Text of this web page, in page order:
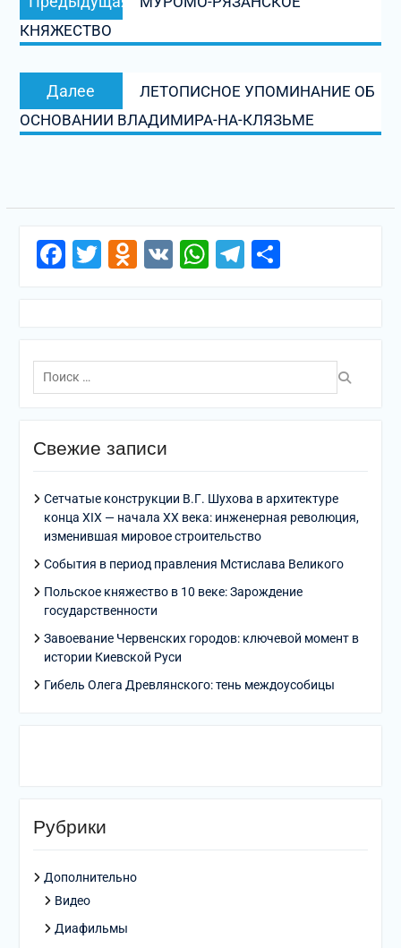
по
записям
запись:
КНЯЖЕСТВО
Далее
запись:
ЛЕТОПИСНОЕ УПОМИНАНИЕ ОБ
ОСНОВАНИИ ВЛАДИМИРА-НА-КЛЯЗЬМЕ
Facebook
Twitter
Odnoklassniki
VKWhatsApp
Telegram
Поиск
по:
Свежие записи
Сетчатые конструкции В.Г. Шухова в архитектуре
конца XIX — начала XX века: инженерная революция,
изменившая мировое строительство
События в период правления Мстислава Великого
Польское княжество в 10 веке: Зарождение
государственности
Завоевание Червенских городов: ключевой момент в
истории Киевской Руси
Гибель Олега Древлянского: тень междоусобицы
Рубрики
Дополнительно
Видео
Диафильмы